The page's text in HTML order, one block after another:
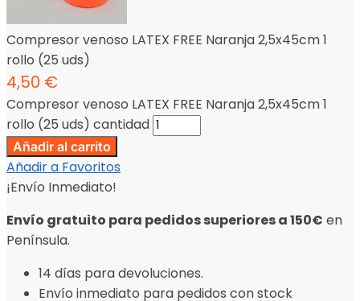
Compresor venoso LATEX FREE Naranja 2,5x45cm 1
rollo (25 uds)
4,50 €
Compresor venoso LATEX FREE Naranja 2,5x45cm 1
rollo (25 uds) cantidad
Añadir al carrito
Añadir a Favoritos
¡Envío Inmediato!
Envío gratuito para pedidos superiores a 150€ en
Península.
14 días para devoluciones.
Envío inmediato para pedidos con stock